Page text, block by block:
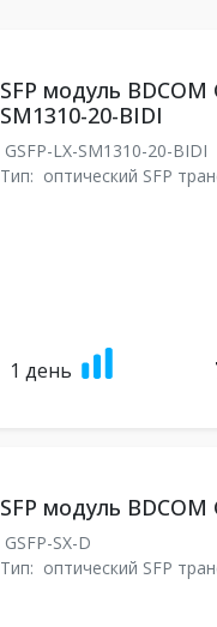
SFP модуль BDCOM
SM1310-20-BIDI
GSFP-LX-SM1310-20-BIDI
Тип: оптический SFP
1 день
SFP модуль BDCOM
GSFP-SX-D
Тип: оптический SFP